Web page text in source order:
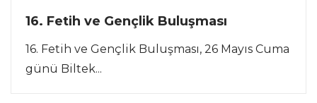
16. Fetih ve Gençlik Buluşması
16. Fetih ve Gençlik Buluşması, 26 Mayıs Cuma
günü Biltek...